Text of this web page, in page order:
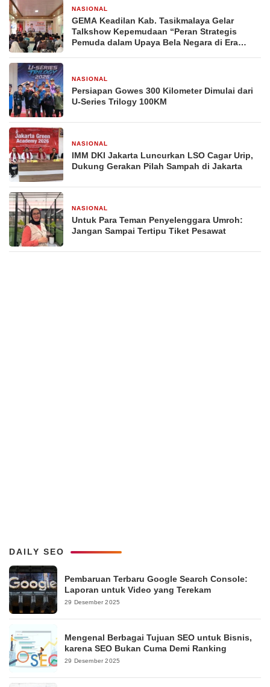
NASIONAL
GEMA Keadilan Kab. Tasikmalaya Gelar
Talkshow Kepemudaan “Peran Strategis
Pemuda dalam Upaya Bela Negara di Era
NASIONAL
Persiapan Gowes 300 Kilometer Dimulai dari
U-Series Trilogy 100KM
NASIONAL
IMM DKI Jakarta Luncurkan LSO Cagar Urip,
Dukung Gerakan Pilah Sampah di Jakarta
NASIONAL
Untuk Para Teman Penyelenggara Umroh:
Jangan Sampai Tertipu Tiket Pesawat
DAILY SEO
Pembaruan Terbaru Google Search Console:
Laporan untuk Video yang Terekam
29 Desember 2025
Mengenal Berbagai Tujuan SEO untuk Bisnis,
karena SEO Bukan Cuma Demi Ranking
29 Desember 2025